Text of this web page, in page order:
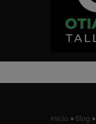
Inicio » Blog »